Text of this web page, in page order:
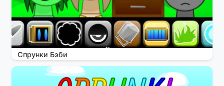
Спрунки Бэби